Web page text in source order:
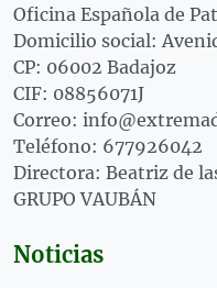
Oficina Española de
Domicilio social:
CP: 06002 Badajoz
CIF: 08856071J
Correo:
Teléfono: 677926042
Directora: Beatriz de
GRUPO VAUBÁN
Noticias